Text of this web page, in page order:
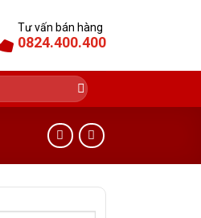
Tư vấn bán hàng
0824.400.400